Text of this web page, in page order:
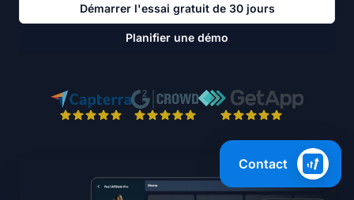
Démarrer l'essai gratuit de 30 jours
Planifier une démo
Contact